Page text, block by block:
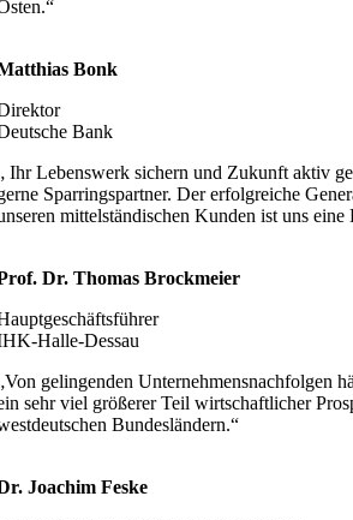
Bonk
Bank
Ihr Lebenswerk sichern und Zukunft aktiv
Sparringspartner. Der erfolgreiche
mittelständischen Kunden ist uns eine
Dr. Thomas Brockmeier
Halle-Dessau
gelingenden Unternehmensnachfolgen
sehr viel größerer Teil wirtschaftlicher
Bundesländern.“
Joachim Feske